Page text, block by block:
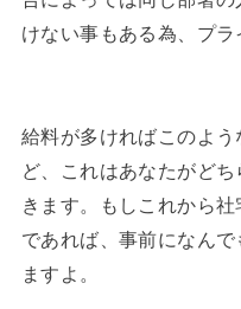
けない事もある為、プラ
給料が多ければこのよ
ど、これはあなたがど
きます。もしこれから
であれば、事前になん
ますよ。